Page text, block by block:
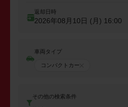
返却日時
2026年08月10日 (月) 16:00
車両タイプ
コンパクトカー
その他の検索条件